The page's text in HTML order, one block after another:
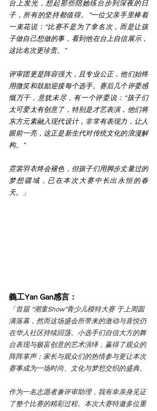
台上发光，想起那些陪她练台步到深夜的日
子，所有的坚持都值得。”一位父亲手里棒着
一束花说：“比赛不是为了拿名次，而是让孩
子做自己想做的事，看到他在台上自信展示，
这比名次更珍贵。”
评审团更是阵容强大，且专业公正，他们始终
用微笑和鼓励迎接每个选手。赛后几个评委感
慨万千，意犹未尽，有一个评委说：“孩子们
太可爱太有创意了，特别是才艺表演，他们将
东方元素融入现代设计，非常有表现力，让人
眼前一亮，这正是新生代对传统文化的浪漫解
构。”
霓裳羽衣终会褪色，但孩子们用脚步丈量过的
梦想疆域，已在本次大赛中长出永恒的春
天。
」
義工Yan Gan感言：
「首届 “潮童Show”青少儿模特大赛 于上周圆
满落幕，然而这场盛会所带来的激动与喜悦仍
在华人社区持续回荡。小选手们自信大方的舞
台表现与极富创意的艺术演绎，赢得了观众的
阵阵掌声；家长与观众们的热情参与更让本次
赛事成为一场时尚、文化与梦想交织的盛典。
作为一名志愿者兼评审助理，我有幸亲身见证
了整个比赛的精彩过程。本次大赛特邀多位重